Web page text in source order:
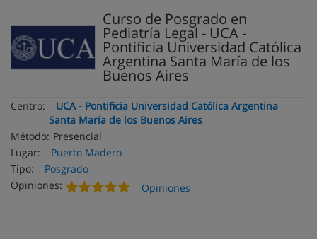
Curso de Posgrado en
Pediatría Legal - UCA -
Pontificia Universidad Católica
Argentina Santa María de los
Buenos Aires
Centro:
UCA - Pontificia Universidad Católica Argentina
Santa María de los Buenos Aires
Método: Presencial
Lugar:
Puerto Madero
Tipo:
Posgrado
Opiniones:
Opiniones